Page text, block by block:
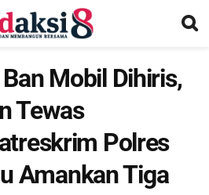
Mobil Dihiris,
Tewas
Polres
Amankan Tiga